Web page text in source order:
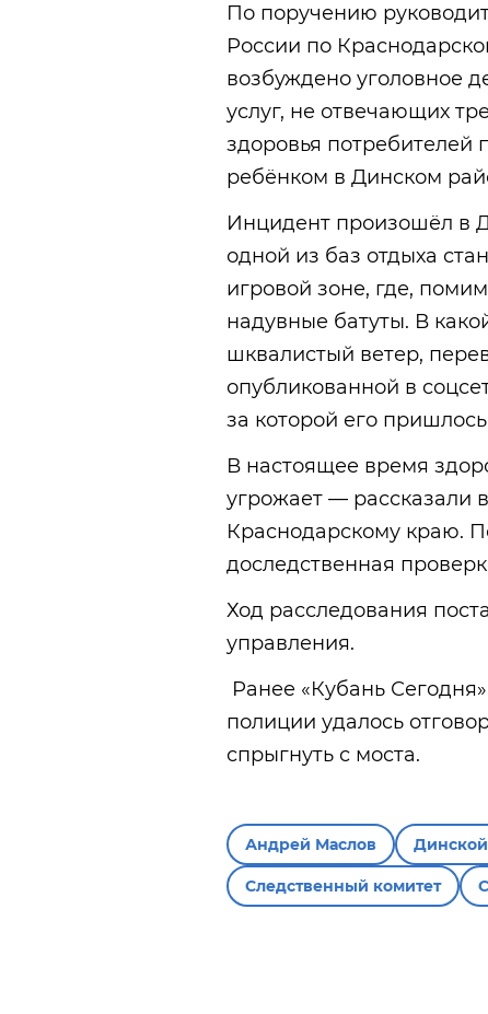
По поручению
России по
возбуждено уголовное
услуг, не отвечающих
здоровья потребителей
ребёнком в Динском
Инцидент произошёл в
одной из баз отдыха
игровой зоне, где,
надувные батуты. В
шквалистый ветер,
опубликованной в
за которой его
В настоящее время
угрожает — рассказали
Краснодарскому краю.
доследственная
Ход расследования
управления.
Ранее «Кубань Сегодня»
полиции удалось
спрыгнуть с моста.
Андрей Маслов
Следственный комитет